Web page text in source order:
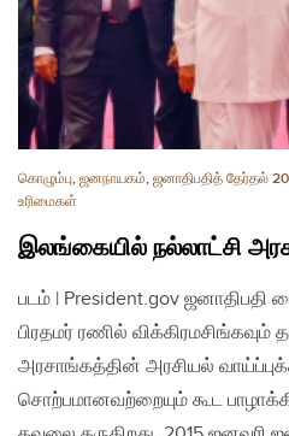
கொழும்பு, ஜனநாயகம், ஜனாதிபதித் தேர்தல்
உரிமைகள்
இலங்கையில் நல்லாட்சி
படம் | President.gov ஜனாதிபதி
பிரதமர் ரணில் விக்கிரமசிங்கவும்
அரசாங்கத்தின் அரசியல்
சொற்பமானவற்றையும் கூட